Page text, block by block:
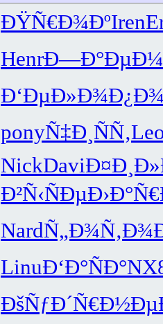
ÐŸÑ€Ð¾ÐºIren
HenrÐ—Ð°ÐµÐ¼
Ð‘ÐµÐ»Ð¾
ponyÑ‡Ð¸ÑÑ‚
NickDavi
Ð²Ñ‹ÑÐµ
NardÑ„Ð¾Ñ‚Ð¾
LinuÐ‘Ð°ÑÐ°
ÐšÑƒÐ´Ñ€